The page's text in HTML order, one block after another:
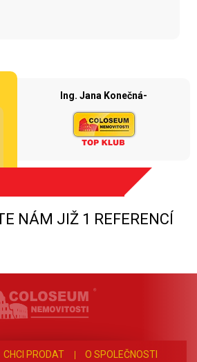
Ing. Jana Konečná-
NÁM JIŽ 1 REFERENCÍ
CHCI PRODAT
O SPOLEČNOSTI